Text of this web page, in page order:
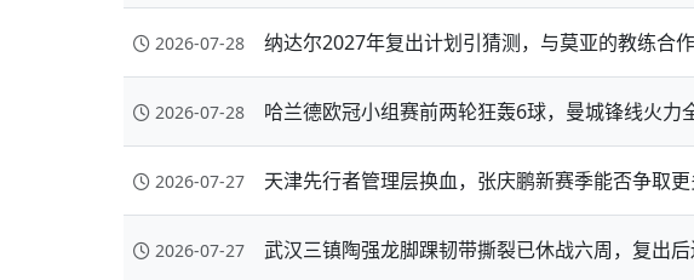
2026-07-28 纳达尔2027年复出计划引猜测，与莫亚的教练合
2026-07-28 哈兰德欧冠小组赛前两轮狂轰6球，曼城锋线火力
2026-07-27 天津先行者管理层换血，张庆鹏新赛季能否争取更
2026-07-27 武汉三镇陶强龙脚踝韧带撕裂已休战六周，复出后